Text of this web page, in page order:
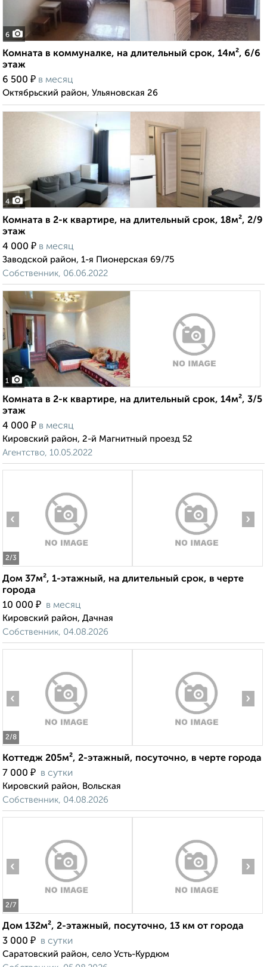
6
Комната в коммуналке, на длительный срок, 14м², 6/6
этаж
6 500 ₽ в месяц
Октябрьский район, Ульяновская 26
4
Комната в 2-к квартире, на длительный срок, 18м², 2/9
этаж
4 000 ₽ в месяц
Заводской район, 1-я Пионерская 69/75
Собственник, 06.06.2022
1
Комната в 2-к квартире, на длительный срок, 14м², 3/5
этаж
4 000 ₽ в месяц
Кировский район, 2-й Магнитный проезд 52
Агентство, 10.05.2022
2/3
‹ ›
Дом 37м², 1-этажный, на длительный срок, в черте
города
10 000 ₽ в месяц
Кировский район, Дачная
Собственник, 04.08.2026
2/8
‹ ›
Коттедж 205м², 2-этажный, посуточно, в черте города
7 000 ₽ в сутки
Кировский район, Вольская
Собственник, 04.08.2026
2/7
‹ ›
Дом 132м², 2-этажный, посуточно, 13 км от города
3 000 ₽ в сутки
Саратовский район, село Усть-Курдюм